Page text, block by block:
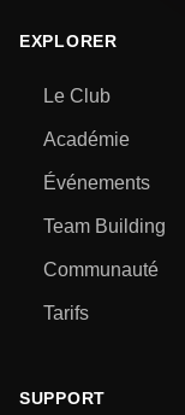
EXPLORER
Le Club
Académie
Événements
Team Building
Communauté
Tarifs
SUPPORT